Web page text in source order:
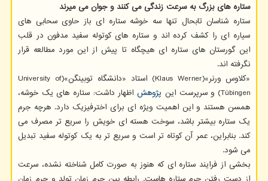
ستاره های بزرگ به سرعت زندگی می کنند و جوان می میرند
ستاره شناسان تابحال تنها سه خوشه ستاره ای باز حاوی سحابی های
سیاره ای را کشف کرده اند و ستاره های کوتوله سفید مدفون در قلب
این گورستان های ستاره ای هیچگاه تا پیش از این مورد مطالعه قرار
نگرفته اند.
«کلاوس ورنر»(Klaus Werner) استاد «دانشگاه توبینگن»(University of
Tübingen) و سرپرست این
پژوهشاظهار داشت: ستاره های یک خوشه،
همسن هستند و این اهمیت ویژه ای برای اخترفیزیک دارد. هرچه جرم
یک ستاره بیشتر باشد، سوخت هسته ای خویش را سریع تر مصرف می
کند. بنابراین، عمر آن کوتاه تر است و سریع تر به یک کوتوله سفید تبدیل
می شود.
بخشی از فرایند ستاره ای که هنوز به صورت کامل شناخته نشده، سرعت